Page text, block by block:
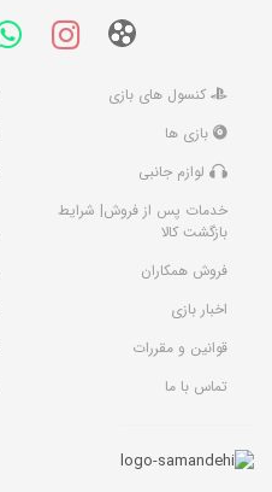
کنسول های بازی
بازی ها
لوازم جانبی
خدمات پس از فروش| شرایط
بازگشت کالا
فروش همکاران
اخبار بازی
قوانین و مقررات
تماس با ما